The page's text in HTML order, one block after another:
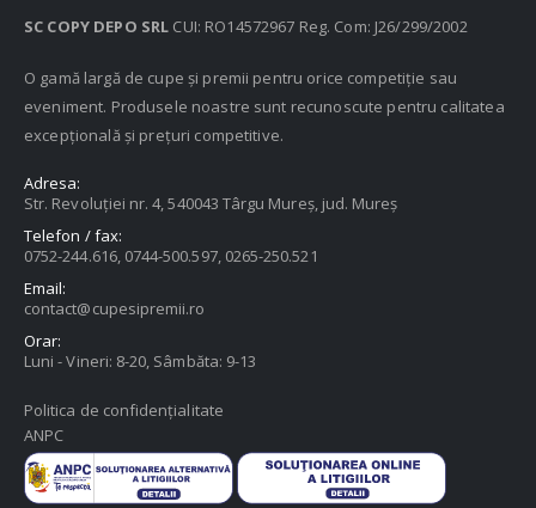
SC COPY DEPO SRL CUI: RO14572967 Reg. Com: J26/299/2002
O gamă largă de cupe și premii pentru orice competiție sau
eveniment. Produsele noastre sunt recunoscute pentru calitatea
excepțională și prețuri competitive.
Adresa:
Str. Revoluției nr. 4, 540043 Târgu Mureș, jud. Mureș
Telefon / fax:
0752-244.616, 0744-500.597, 0265-250.521
Email:
contact@cupesipremii.ro
Orar:
Luni - Vineri: 8-20, Sâmbăta: 9-13
Politica de confidențialitate
ANPC